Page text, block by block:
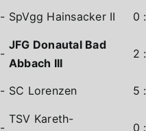
- SpVgg Hainsacker II 0
-
JFG Donautal Bad
Abbach III
2
- SC Lorenzen 5
-
TSV Kareth-
0